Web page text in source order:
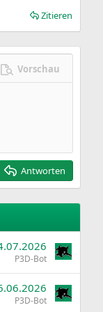
Zitieren
Vorschau
Antworten
P3D-Bot
P3D-Bot